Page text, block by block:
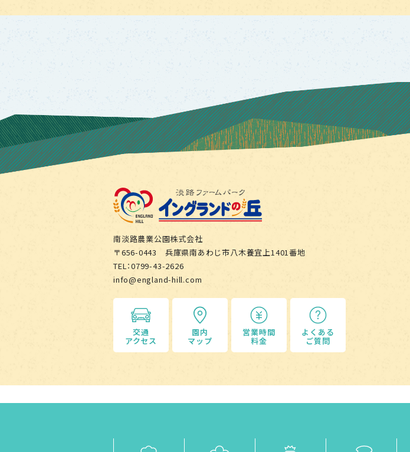
南淡路農業公園株式会社
〒656-0443 兵庫県南あわじ市八木養宜上1401番地
TEL：0799-43-2626
info@england-hill.com
交通
アクセス
園内
マップ
営業時間
料金
よくある
ご質問